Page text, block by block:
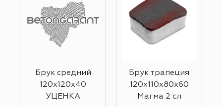
Брук средний
120х120х40
УЦЕНКА
Брук трапеция
120х110х80х60
Магма 2 сл